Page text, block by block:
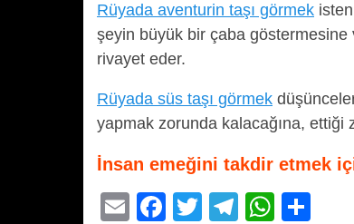
Rüyada aventurin taşı görmek
şeyin büyük bir çaba
rivayet eder.
Rüyada süs taşı görmek
yapmak zorunda kalacağına, ettiği
İnsan emeğini takdir etmek
E
F
T
T
W